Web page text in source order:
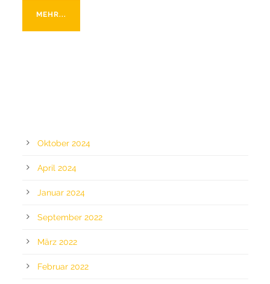
MEHR...
Oktober 2024
April 2024
Januar 2024
September 2022
März 2022
Februar 2022